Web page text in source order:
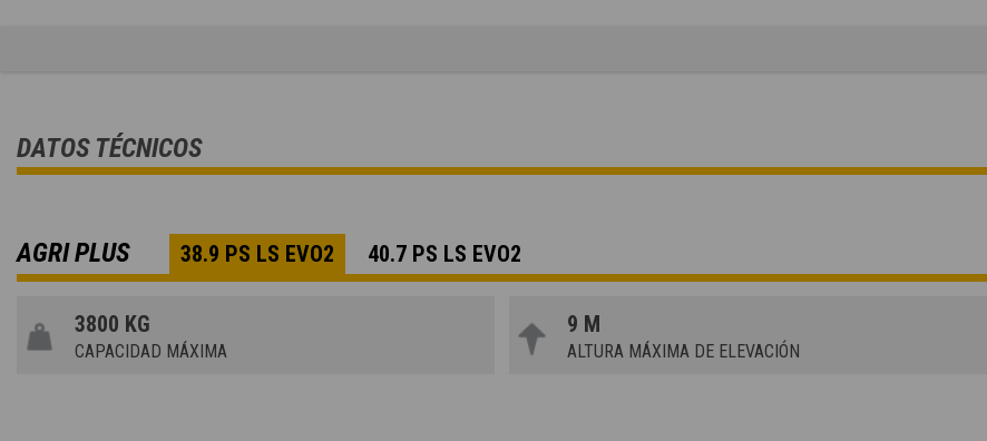
DATOS TÉCNICOS
AGRI PLUS 38.9 PS LS EVO2 40.7 PS LS EVO2
3800 KG
CAPACIDAD MÁXIMA
9 M
ALTURA MÁXIMA DE ELEVACIÓN